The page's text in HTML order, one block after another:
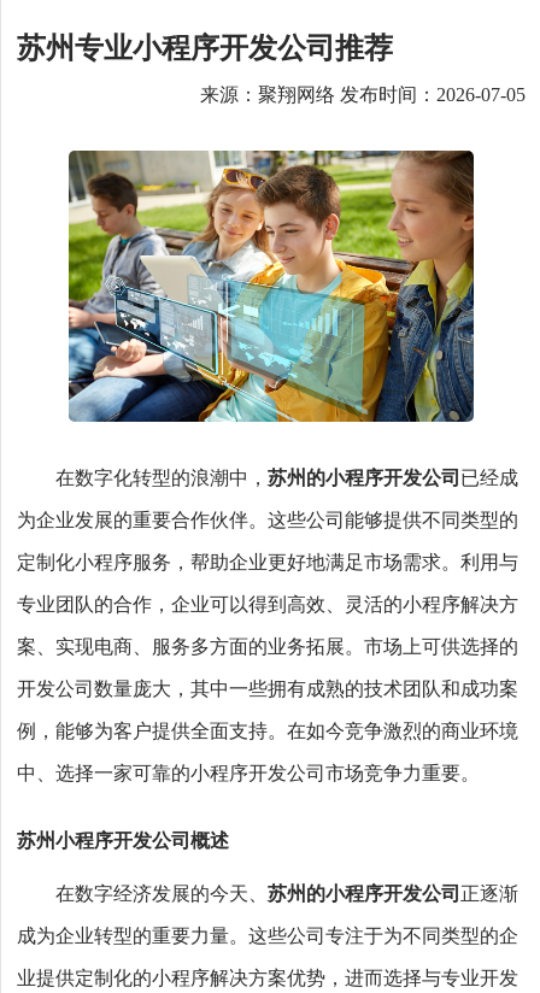
苏州专业小程序开发公司推荐
来源：聚翔网络 发布时间：2026-07-05
在数字化转型的浪潮中，苏州的小程序开发公司 已经成
为企业发展的重要合作伙伴。这些公司能够提供不同类型的
定制化小程序服务，帮助企业更好地满足市场需求。利用与
专业团队的合作，企业可以得到高效、灵活的小程序解决方
案、实现电商、服务多方面的业务拓展。市场上可供选择的
开发公司数量庞大，其中一些拥有成熟的技术团队和成功案
例，能够为客户提供全面支持。在如今竞争激烈的商业环境
中、选择一家可靠的小程序开发公司市场竞争力重要。
苏州小程序开发公司概述
在数字经济发展的今天、苏州的小程序开发公司 正逐渐
成为企业转型的重要力量。这些公司专注于为不同类型的企
业提供定制化的小程序解决方案优势，进而选择与专业开发